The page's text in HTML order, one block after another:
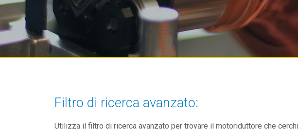
Filtro di ricerca avanzato:
Utilizza il filtro di ricerca avanzato per trovare il motoriduttore che